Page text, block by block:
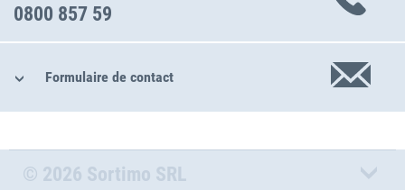
0800 857 59
Formulaire de contact
© 2026 Sortimo SRL